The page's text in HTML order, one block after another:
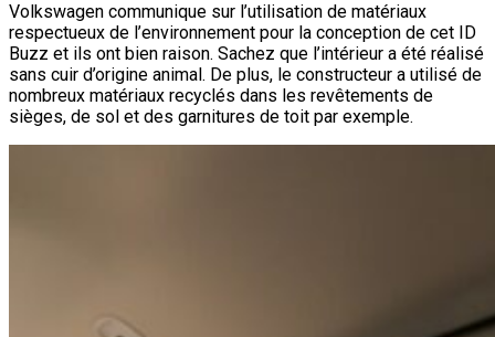
Volkswagen communique sur l’utilisation de matériaux
respectueux de l’environnement pour la conception de cet ID
Buzz et ils ont bien raison. Sachez que l’intérieur a été réalisé
sans cuir d’origine animal. De plus, le constructeur a utilisé de
nombreux matériaux recyclés dans les revêtements de
sièges, de sol et des garnitures de toit par exemple.